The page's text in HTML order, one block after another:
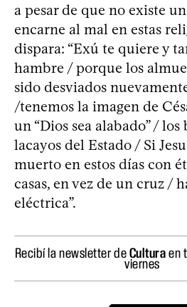
a pesar de que no existe
encarne al mal en estas
dispara: “Exú te quiere y
hambre / porque los
sido desviados
/tenemos la imagen de
un “Dios sea alabado” / los
lacayos del Estado / Si
muerto en estos días con
casas, en vez de un cruz /
eléctrica”.
Recibí la newsletter deCulturaen
viernes